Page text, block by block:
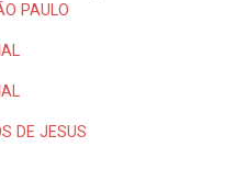
PAULO
DE JESUS